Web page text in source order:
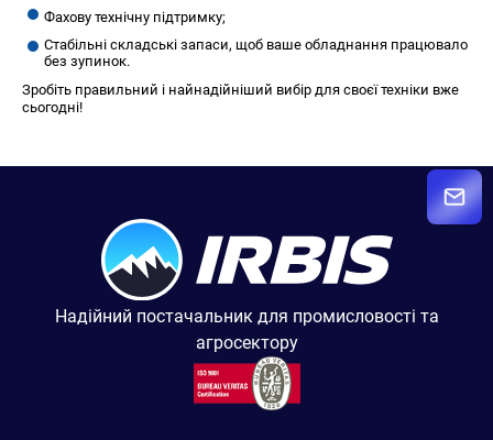
Фахову технічну підтримку;
Стабільні складські запаси, щоб ваше обладнання працювало
без зупинок.
Зробіть правильний і найнадійніший вибір для своєї техніки вже
сьогодні!
Надійний постачальник для промисловості та
агросектору